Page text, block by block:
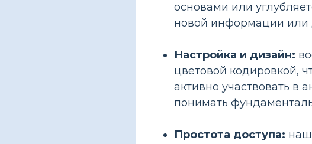
основами или
новой информации или
Настройка и дизайн:
цветовой кодировкой,
активно участвовать в
понимать
Простота доступа: